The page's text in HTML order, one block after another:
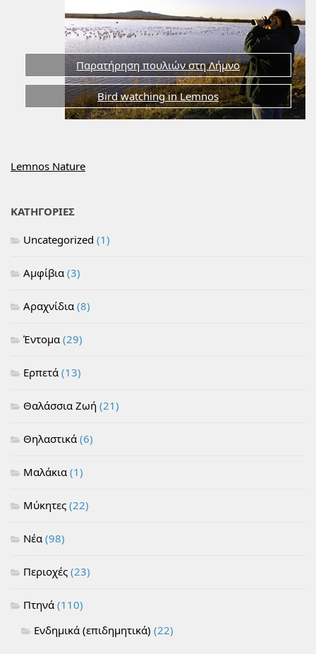
Παρατήρηση πουλιών στη Λήμνο
Bird watching in Lemnos
Lemnos Nature
ΚΑΤΗΓΟΡΙΕΣ
Uncategorized (1)
Αμφίβια (3)
Αραχνίδια (8)
Έντομα (29)
Ερπετά (13)
Θαλάσσια Ζωή (21)
Θηλαστικά (6)
Μαλάκια (1)
Μύκητες (22)
Νέα (98)
Περιοχές (23)
Πτηνά (110)
Ενδημικά (επιδημητικά) (22)